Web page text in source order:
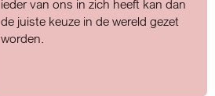
ieder van ons in zich heeft kan dan
de juiste keuze in de wereld gezet
worden.